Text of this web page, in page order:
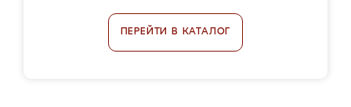
ПЕРЕЙТИ В КАТАЛОГ